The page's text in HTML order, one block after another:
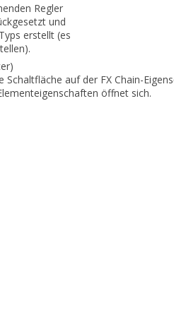
Regler
und
erstellt (es
Schaltfläche auf der FX Chain-
öffnet sich.